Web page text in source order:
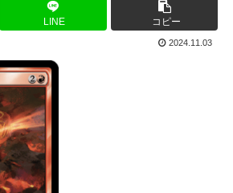
LINE コピー
2024.11.03